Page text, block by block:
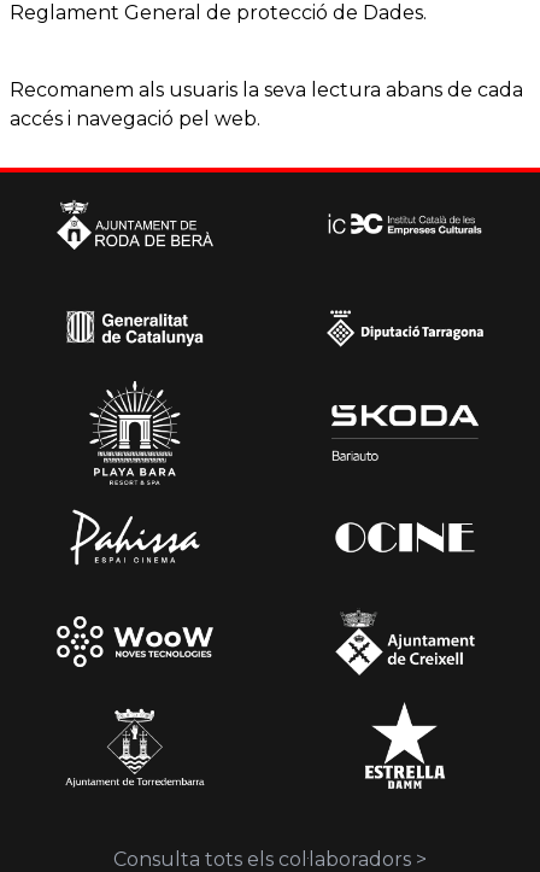
Reglament General de protecció de Dades.
Recomanem als usuaris la seva lectura abans de cada
accés i navegació pel web.
Consulta tots els col·laboradors >